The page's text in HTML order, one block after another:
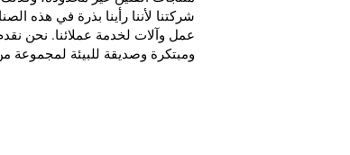
شركتنا لأننا رأينا بذرة في هذه
عمل وآلات لخدمة عملائنا. نحن
ومبتكرة وصديقة للبيئة لمجموعة من